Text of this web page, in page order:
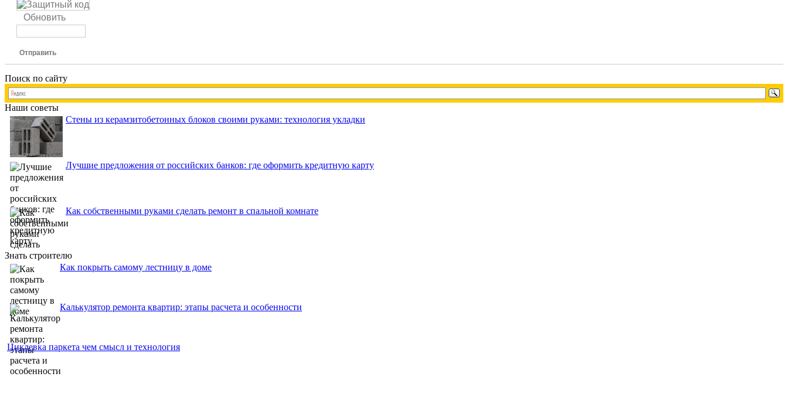
Обновить
Отправить
Поиск по сайту
Наши советы
Стены из керамзитобетонных блоков своими руками: технология укладки
Лучшие предложения от российских банков: где оформить кредитную карту
Как собственными руками сделать ремонт в спальной комнате
Знать строителю
Как покрыть самому лестницу в доме
Калькулятор ремонта квартир: этапы расчета и особенности
Циклевка паркета чем смысл и технология